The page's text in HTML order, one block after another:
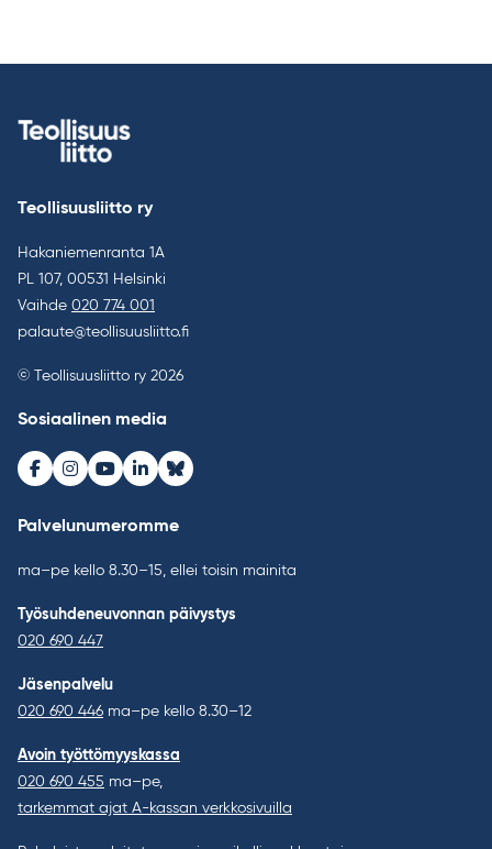
Teollisuusliitto ry
Hakaniemenranta 1A
PL 107, 00531 Helsinki
Vaihde 020 774 001
palaute@teollisuusliitto.fi
© Teollisuusliitto ry 2026
Sosiaalinen media
Facebook
Instagram
Youtube
LinkedInBluesky
Palvelunumeromme
ma–pe kello 8.30–15, ellei toisin mainita
Työsuhdeneuvonnan päivystys
020 690 447
Jäsenpalvelu
020 690 446 ma–pe kello 8.30–12
Avoin työttömyyskassa
020 690 455 ma–pe,
tarkemmat ajat A-kassan verkkosivuilla